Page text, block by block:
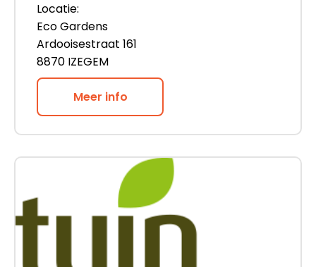
Locatie:
Eco Gardens
Ardooisestraat 161
8870 IZEGEM
Meer info